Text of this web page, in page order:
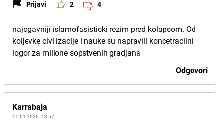
Prijavi 2 4
najogavniji islamofasisticki rezim pred kolapsom. Od
koljevke civilizacije i nauke su napravili koncetraciini
logor za milione sopstvenih gradjana
Odgovori
Karrabaja
11.01.2026. 13:57